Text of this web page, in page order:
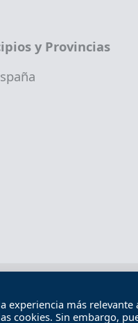
y Provincias
más
cookies. Sin embargo,